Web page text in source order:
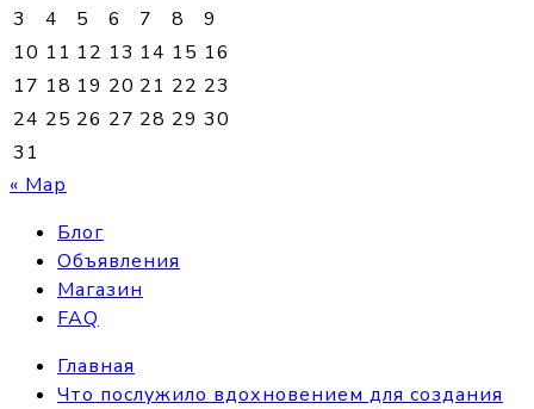
3
4 5 6 7 8
9
10 11 12 13 14 15 16
17 18 19 20 21 22 23
24 25 26 27 28 29 30
31
« Мар
Блог
Объявления
Магазин
FAQ
Главная
Что послужило вдохновением для создания